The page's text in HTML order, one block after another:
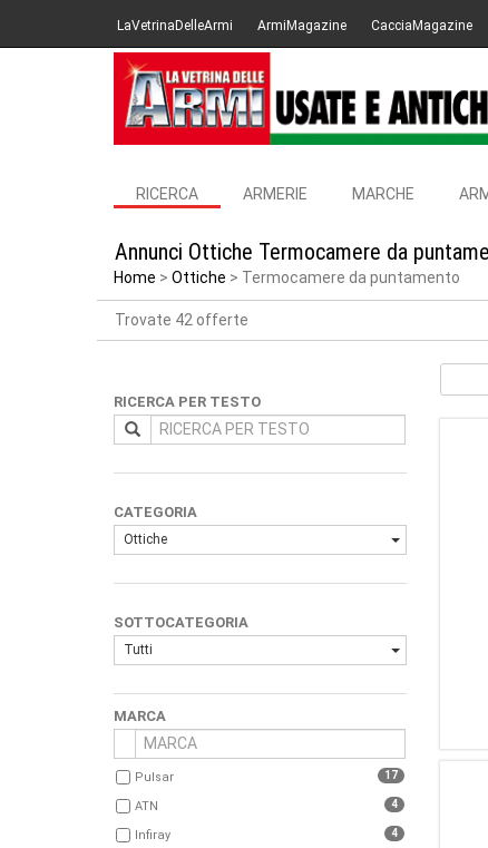
LaVetrinaDelleArmi ArmiMagazine CacciaMagazine
RICERCA ARMERIE MARCHE
Annunci Ottiche Termocamere da
Home Ottiche Termocamere da puntamento
Trovate 42 offerte
RICERCA PER TESTO
CATEGORIA
Ottiche
SOTTOCATEGORIA
Tutti
MARCA
Pulsar 17
ATN 4
Infiray 4